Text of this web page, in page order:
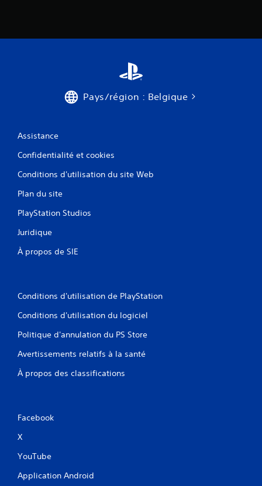
Pays/région : Belgique
Assistance
Confidentialité et cookies
Conditions d'utilisation du site Web
Plan du site
PlayStation Studios
Juridique
À propos de SIE
Conditions d'utilisation de PlayStation
Conditions d'utilisation du logiciel
Politique d'annulation du PS Store
Avertissements relatifs à la santé
À propos des classifications
Facebook
X
YouTube
Application Android